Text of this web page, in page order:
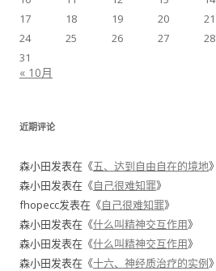
17
18 19 20 21
24
25 26 27 28
31
« 10月
近期评论
森小田发表在《五、达到自由自在的境地》
森小田发表在《自己很难知罪》
fhopecc发表在《自己很难知罪》
森小田发表在《什么叫精神交互作用》
森小田发表在《什么叫精神交互作用》
森小田发表在《十六、神经质治疗的实例》